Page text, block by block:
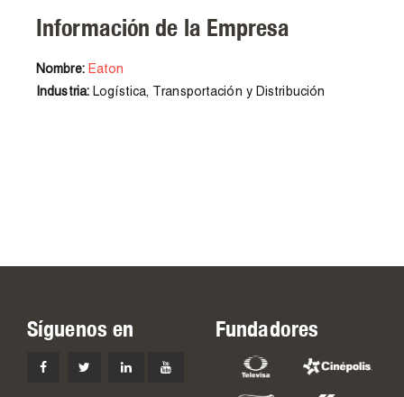
Información de la Empresa
Nombre: Eaton
Industria: Logística, Transportación y Distribución
Síguenos en Fundadores